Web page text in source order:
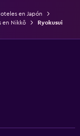
en Japón
en Nikkō Ryokusui